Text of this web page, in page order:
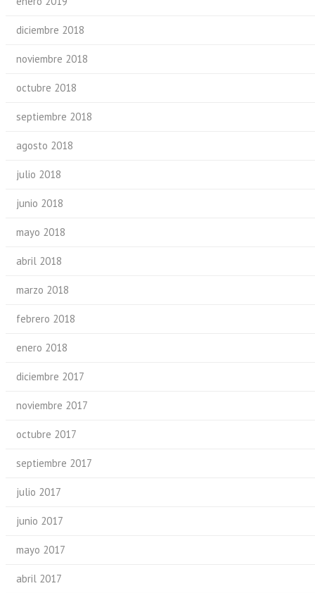
diciembre 2018
noviembre 2018
octubre 2018
septiembre 2018
agosto 2018
julio 2018
junio 2018
mayo 2018
abril 2018
marzo 2018
febrero 2018
enero 2018
diciembre 2017
noviembre 2017
octubre 2017
septiembre 2017
julio 2017
junio 2017
mayo 2017
abril 2017